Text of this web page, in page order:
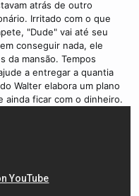
atrás de outro
Irritado com o que
"Dude" vai até seu
conseguir nada, ele
da mansão. Tempos
a entregar a quantia
Walter elabora um plano
ainda ficar com o dinheiro.